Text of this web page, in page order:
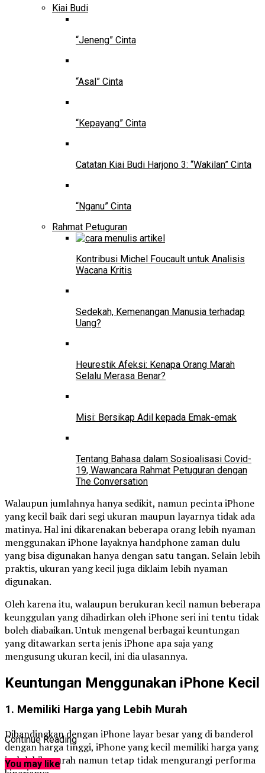
Kiai Budi
“Jeneng” Cinta
“Asal” Cinta
“Kepayang” Cinta
Catatan Kiai Budi Harjono 3: “Wakilan” Cinta
“Nganu” Cinta
Rahmat Petuguran
Kontribusi Michel Foucault untuk Analisis
Wacana Kritis
Sedekah, Kemenangan Manusia terhadap
Uang?
Heurestik Afeksi: Kenapa Orang Marah
Selalu Merasa Benar?
Misi: Bersikap Adil kepada Emak-emak
Tentang Bahasa dalam Sosioalisasi Covid-
19, Wawancara Rahmat Petuguran dengan
The Conversation
Walaupun jumlahnya hanya sedikit, namun pecinta iPhone
yang kecil baik dari segi ukuran maupun layarnya tidak ada
matinya. Hal ini dikarenakan beberapa orang lebih nyaman
menggunakan iPhone layaknya handphone zaman dulu
yang bisa digunakan hanya dengan satu tangan. Selain lebih
praktis, ukuran yang kecil juga diklaim lebih nyaman
digunakan.
Oleh karena itu, walaupun berukuran kecil namun beberapa
keunggulan yang dihadirkan oleh iPhone seri ini tentu tidak
boleh diabaikan. Untuk mengenal berbagai keuntungan
yang ditawarkan serta jenis iPhone apa saja yang
mengusung ukuran kecil, ini dia ulasannya.
Keuntungan Menggunakan iPhone Kecil
1. Memiliki Harga yang Lebih Murah
Dibandingkan dengan iPhone layar besar yang di banderol
dengan harga tinggi, iPhone yang kecil memiliki harga yang
jauh lebih murah namun tetap tidak mengurangi performa
Continue Reading
You may like